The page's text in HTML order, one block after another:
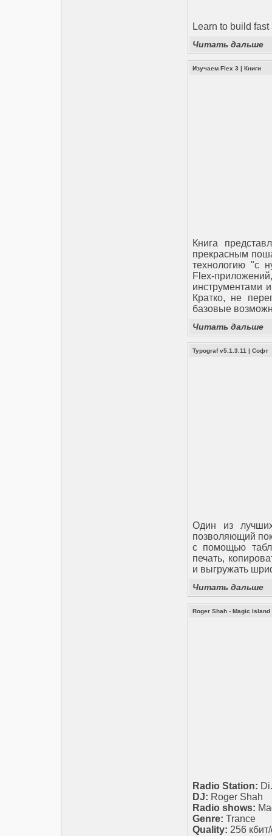
Learn to build
Читать дальше
Изучаем Flex 3 | Книги
Книга
прекрасным
технологию "с
Flex-
инструментами
Кратко, не
базовые
Читать дальше
Typograf v5.1.3.11 | Софт
Oдин из
позволяющий
с помощью
печать,
и выгружать
Читать дальше
Roger Shah - Magic
Radio Station:
DJ: Roger Shah
Radio shows:
Genre: Trance
Quality: 256